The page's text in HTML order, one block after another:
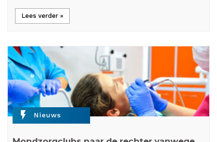
Lees verder »
flash_on Nieuws